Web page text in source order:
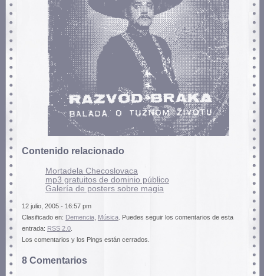
Contenido relacionado
Mortadela Checoslovaca
mp3 gratuitos de dominio público
Galería de posters sobre magia
12 julio, 2005 - 16:57 pm
Clasificado en: Demencia, Música. Puedes seguir los comentarios de esta
entrada: RSS 2.0.
Los comentarios y los Pings están cerrados.
8 Comentarios